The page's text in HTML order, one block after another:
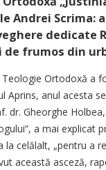
Andrei Scrima:
dedicate
frumos din
Ortodoxă a
Aprins, anul acesta
dr. Gheorghe
a mai explicat
celălalt, „pentru a
această asceză,